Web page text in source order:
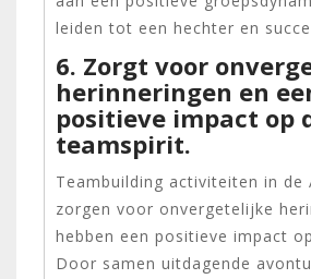
leiden tot een hechter en
6. Zorgt voor
herinneringen en
positieve impact op
teamspirit.
Teambuilding activiteiten in de
zorgen voor onvergetelijke
hebben een positieve impact
Door samen uitdagende